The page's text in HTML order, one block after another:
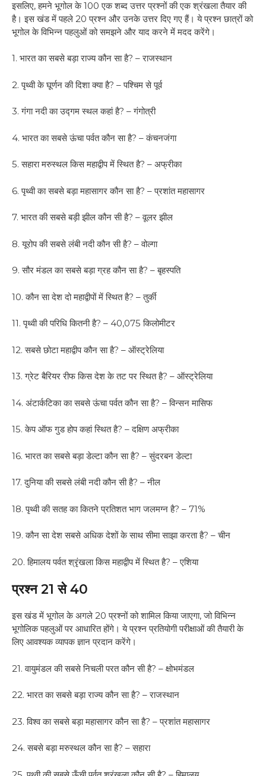
इसलिए, हमने भूगोल के 100 एक शब्द उत्तर प्रश्नों की एक श्रंखला तैयार की
है। इस खंड में पहले 20 प्रश्न और उनके उत्तर दिए गए हैं। ये प्रश्न छात्रों को
भूगोल के विभिन्न पहलुओं को समझने और याद करने में मदद करेंगे।
1. भारत का सबसे बड़ा राज्य कौन सा है? – राजस्थान
2. पृथ्वी के घूर्णन की दिशा क्या है? – पश्चिम से पूर्व
3. गंगा नदी का उद्गम स्थल कहां है? – गंगोत्री
4. भारत का सबसे ऊंचा पर्वत कौन सा है? – कंचनजंगा
5. सहारा मरुस्थल किस महाद्वीप में स्थित है? – अफ्रीका
6. पृथ्वी का सबसे बड़ा महासागर कौन सा है? – प्रशांत महासागर
7. भारत की सबसे बड़ी झील कौन सी है? – वूलर झील
8. यूरोप की सबसे लंबी नदी कौन सी है? – वोल्गा
9. सौर मंडल का सबसे बड़ा ग्रह कौन सा है? – बृहस्पति
10. कौन सा देश दो महाद्वीपों में स्थित है? – तुर्की
11. पृथ्वी की परिधि कितनी है? – 40,075 किलोमीटर
12. सबसे छोटा महाद्वीप कौन सा है? – ऑस्ट्रेलिया
13. ग्रेट बैरियर रीफ किस देश के तट पर स्थित है? – ऑस्ट्रेलिया
14. अंटार्कटिका का सबसे ऊंचा पर्वत कौन सा है? – विन्सन मासिफ
15. केप ऑफ गुड होप कहां स्थित है? – दक्षिण अफ्रीका
16. भारत का सबसे बड़ा डेल्टा कौन सा है? – सुंदरबन डेल्टा
17. दुनिया की सबसे लंबी नदी कौन सी है? – नील
18. पृथ्वी की सतह का कितने प्रतिशत भाग जलमग्न है? – 71%
19. कौन सा देश सबसे अधिक देशों के साथ सीमा साझा करता है? – चीन
20. हिमालय पर्वत श्रृंखला किस महाद्वीप में स्थित है? – एशिया
प्रश्न 21 से 40
इस खंड में भूगोल के अगले 20 प्रश्नों को शामिल किया जाएगा, जो विभिन्न
भूगोलिक पहलुओं पर आधारित होंगे। ये प्रश्न प्रतियोगी परीक्षाओं की तैयारी के
लिए आवश्यक व्यापक ज्ञान प्रदान करेंगे।
21. वायुमंडल की सबसे निचली परत कौन सी है? – क्षोभमंडल
22. भारत का सबसे बड़ा राज्य कौन सा है? – राजस्थान
23. विश्व का सबसे बड़ा महासागर कौन सा है? – प्रशांत महासागर
24. सबसे बड़ा मरुस्थल कौन सा है? – सहारा